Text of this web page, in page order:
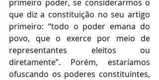
primeiro poder, se considerarmos o
que diz a constituição no seu artigo
primeiro: “todo o poder emana do
povo, que o exerce por meio de
representantes eleitos ou
diretamente”. Porém, estaríamos
ofuscando os poderes constituintes,